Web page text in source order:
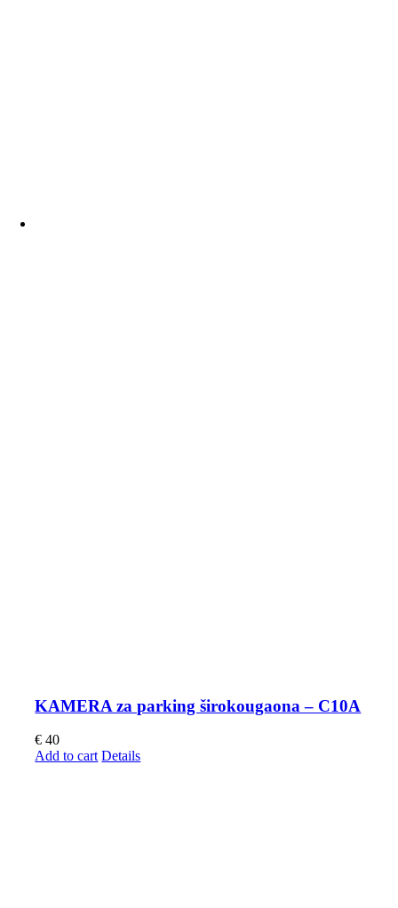
KAMERA za parking širokougaona – C10A
€ 40
Add to cart Details